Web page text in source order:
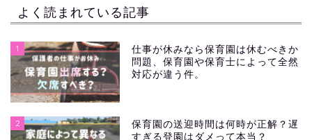
よく読まれている記事
1
仕事が休みなら保育園は休むべきか
問題、保育園や保育士によって全然
対応が違う件。
2
保育園の送迎時間は何時が正解？遅
すぎる登園はダメって本当？